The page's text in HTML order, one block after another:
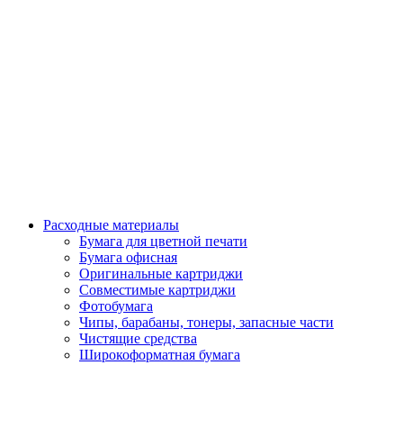
Расходные материалы
Бумага для цветной печати
Бумага офисная
Оригинальные картриджи
Совместимые картриджи
Фотобумага
Чипы, барабаны, тонеры, запасные части
Чистящие средства
Широкоформатная бумага